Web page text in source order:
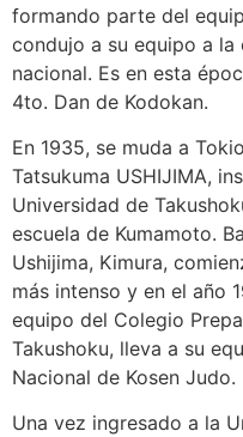
formando parte del
condujo a su equipo a
nacional. Es en esta
4to. Dan de Kodokan.
En 1935, se muda a
Tatsukuma USHIJIMA,
Universidad de
escuela de Kumamoto.
Ushijima, Kimura,
más intenso y en el año
equipo del Colegio
Takushoku, lleva a su
Nacional de Kosen Judo.
Una vez ingresado a la